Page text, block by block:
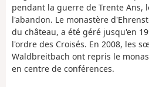
pendant la guerre de Trente Ans,
l'abandon. Le monastère
du château, a été géré jusqu'en
l'ordre des Croisés. En 2008, les
Waldbreitbach ont repris le
en centre de conférences.